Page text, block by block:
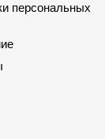
персональных